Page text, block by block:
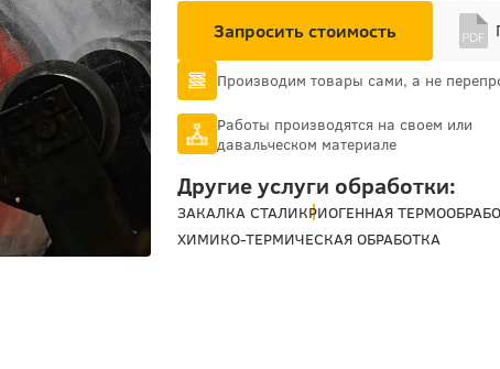
Запросить стоимость
Производим товары сами, а не
Работы производятся на своем или
давальческом материале
Другие услуги обработки:
ЗАКАЛКА СТАЛИКРИОГЕННАЯ
ХИМИКО-ТЕРМИЧЕСКАЯ ОБРАБОТКА